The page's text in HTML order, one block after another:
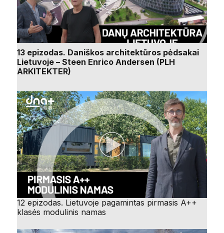
13 epizodas. Daniškos architektūros pėdsakai
Lietuvoje – Steen Enrico Andersen (PLH
ARKITEKTER)
12 epizodas. Lietuvoje pagamintas pirmasis A++
klasės modulinis namas